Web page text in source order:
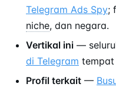
Telegram Ads Spy;
niche, dan negara.
Vertikal ini —
di Telegram tempat
Profil terkait —